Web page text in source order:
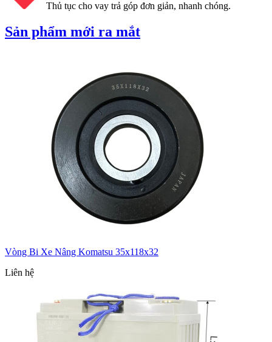
Thủ tục cho vay trả góp đơn giản, nhanh chóng.
Sản phẩm mới ra mắt
Vòng Bi Xe Nâng Komatsu 35x118x32
Liên hệ